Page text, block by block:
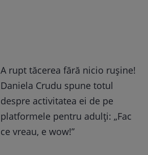
A rupt tăcerea fără nicio rușine!
Daniela Crudu spune totul
despre activitatea ei de pe
platformele pentru adulți: „Fac
ce vreau, e wow!”